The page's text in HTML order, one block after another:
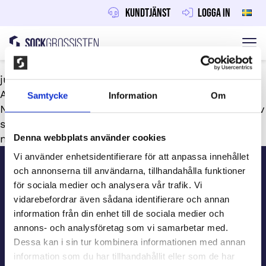
Samtycke Information Om
Denna webbplats använder cookies
Vi använder enhetsidentifierare för att anpassa innehållet
och annonserna till användarna, tillhandahålla funktioner
för sociala medier och analysera vår trafik. Vi
vidarebefordrar även sådana identifierare och annan
information från din enhet till de sociala medier och
annons- och analysföretag som vi samarbetar med.
Dessa kan i sin tur kombinera informationen med annan
information som du har tillhandahållit eller som de har
Kundtjänst Logga in
Sockgrossisten
juni 30, 2026
Av
Maraton
Ni får 45-150 kr per sålt paket (30%). Om varje elev
säljer några paket blir det snabbt 25 000 kr eller
mer – tillräckligt för en riktig klassresa.
Sidfot
Kundtjänst
Beställ information